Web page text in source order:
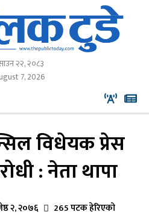
२२, २०८३
7, 2026
विधेयक प्रेस
: नेता थापा
२, २०७६ 265 पटक हेरिएको